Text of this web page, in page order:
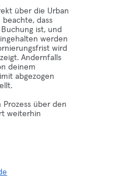
über die Urban
dass
ist, und
werden
wird
Andernfalls
deinem
abgezogen
Prozess über den
weiterhin